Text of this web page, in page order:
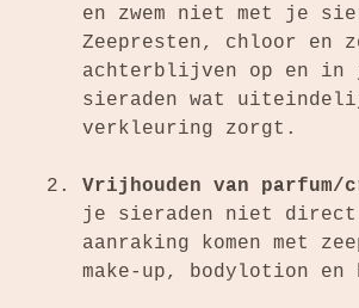
en zwem niet met je
Zeepresten, chloor en
achterblijven op en in
sieraden wat
verkleuring zorgt.
Vrijhouden van parfum/
je sieraden niet
aanraking komen met
make-up, bodylotion en